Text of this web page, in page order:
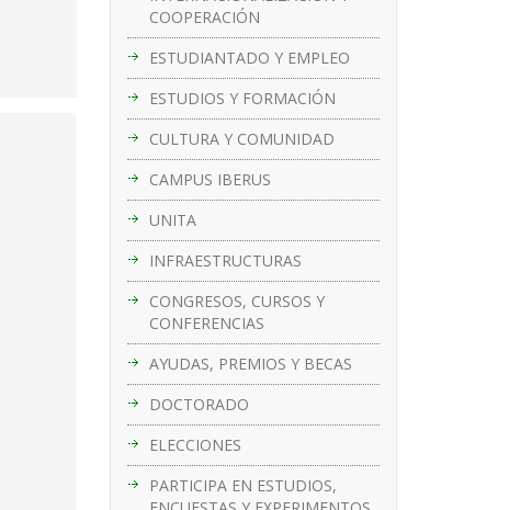
COOPERACIÓN
ESTUDIANTADO Y EMPLEO
ESTUDIOS Y FORMACIÓN
CULTURA Y COMUNIDAD
CAMPUS IBERUS
UNITA
INFRAESTRUCTURAS
CONGRESOS, CURSOS Y
CONFERENCIAS
AYUDAS, PREMIOS Y BECAS
DOCTORADO
ELECCIONES
PARTICIPA EN ESTUDIOS,